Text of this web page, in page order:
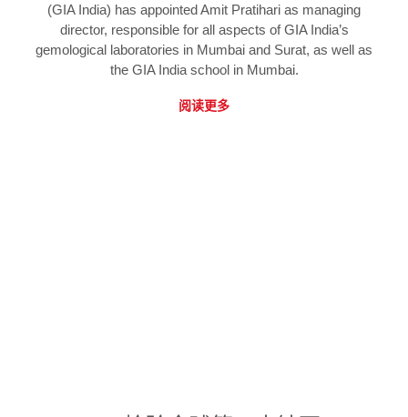
(GIA India) has appointed Amit Pratihari as managing
director, responsible for all aspects of GIA India’s
gemological laboratories in Mumbai and Surat, as well as
the GIA India school in Mumbai.
阅读更多